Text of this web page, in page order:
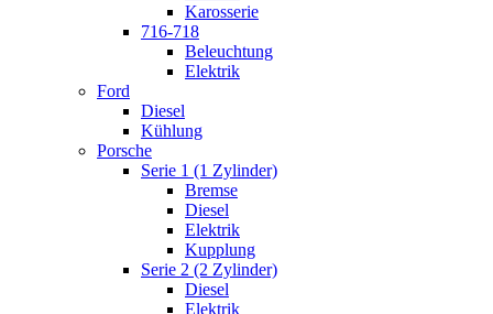
Karosserie
716-718
Beleuchtung
Elektrik
Ford
Diesel
Kühlung
Porsche
Serie 1 (1 Zylinder)
Bremse
Diesel
Elektrik
Kupplung
Serie 2 (2 Zylinder)
Diesel
Elektrik